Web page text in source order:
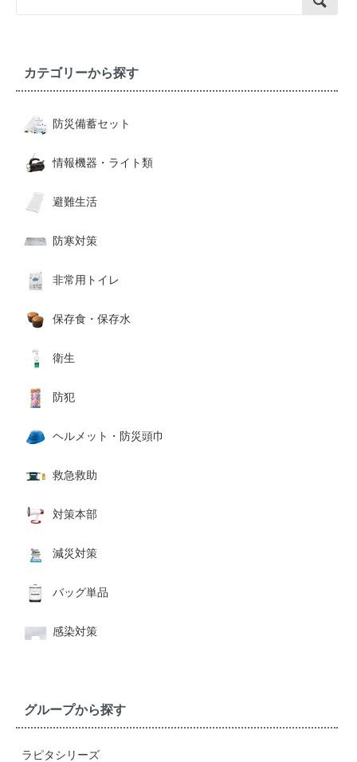
カテゴリーから探す
防災備蓄セット
情報機器・ライト類
避難生活
防寒対策
非常用トイレ
保存食・保存水
衛生
防犯
ヘルメット・防災頭巾
救急救助
対策本部
減災対策
バッグ単品
感染対策
グループから探す
ラピタシリーズ